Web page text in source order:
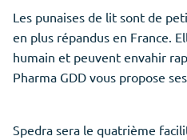
Les punaises de lit sont de
en plus répandus en France.
humain et peuvent envahir
Pharma GDD vous propose ses.
Spedra sera le quatrième